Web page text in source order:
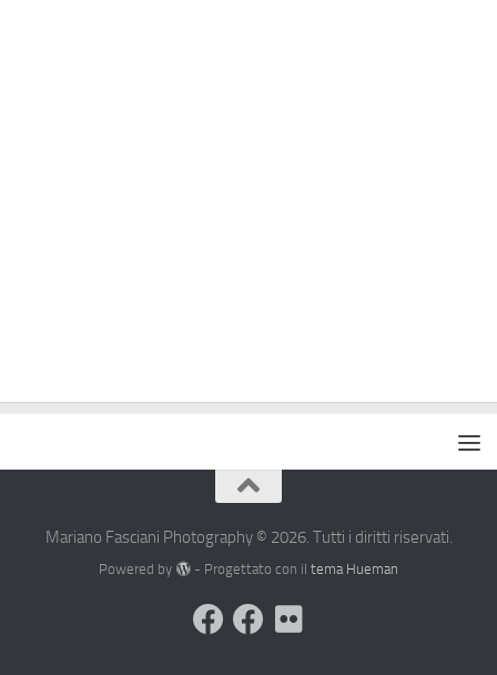
Mariano Fasciani Photography © 2026. Tutti i diritti riservati.
Powered by - Progettato con il tema Hueman